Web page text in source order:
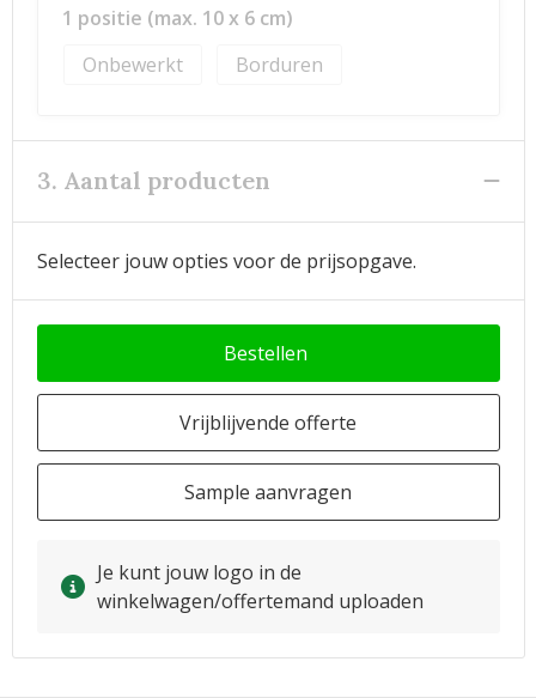
1 positie (max. 10 x 6 cm)
Onbewerkt
Borduren
3. Aantal producten
Selecteer jouw opties voor de prijsopgave.
Bestellen
Vrijblijvende offerte
Sample aanvragen
Je kunt jouw logo in de
winkelwagen/offertemand uploaden